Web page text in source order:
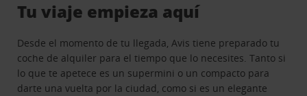
Tu viaje empieza aquí
Desde el momento de tu llegada, Avis tiene preparado tu
coche de alquiler para el tiempo que lo necesites. Tanto si
lo que te apetece es un supermini o un compacto para
darte una vuelta por la ciudad, como si es un elegante